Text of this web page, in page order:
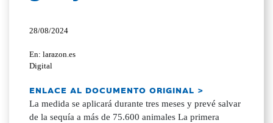
28/08/2024
En: larazon.es
Digital
ENLACE AL DOCUMENTO ORIGINAL >
La medida se aplicará durante tres meses y prevé salvar
de la sequía a más de 75.600 animales La primera